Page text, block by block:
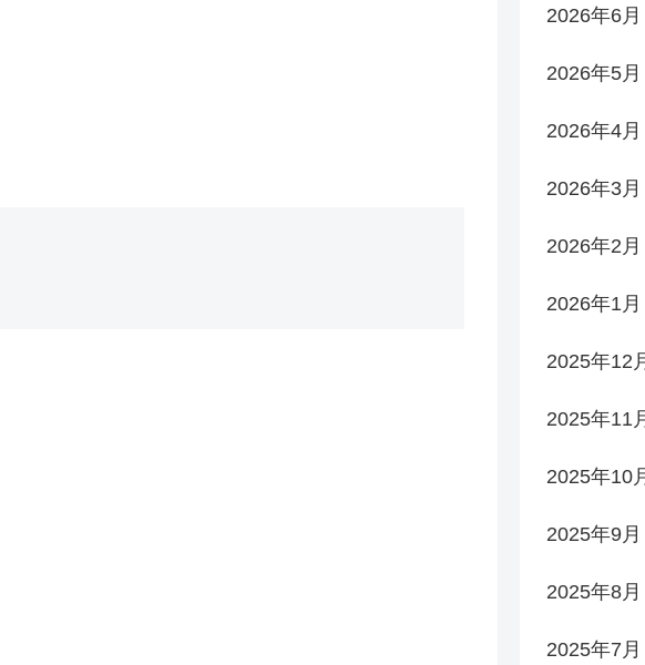
2026年6月
2026年5月
2026年4月
2026年3月
2026年2月
2026年1月
2025年12
2025年11
2025年10
2025年9月
2025年8月
2025年7月